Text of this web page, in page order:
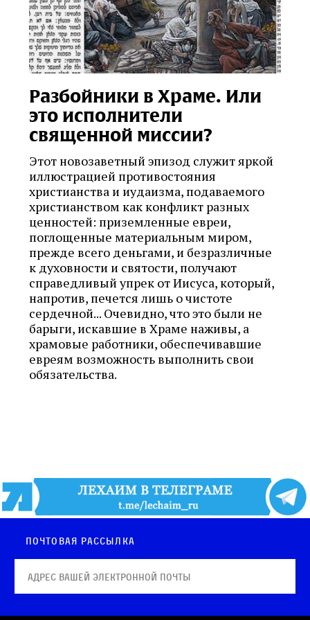
Разбойники в Храме. Или
это исполнители
священной миссии?
Этот новозаветный эпизод служит яркой
иллюстрацией противостояния
христианства и иудаизма, подаваемого
христианством как конфликт разных
ценностей: приземленные евреи,
поглощенные материальным миром,
прежде всего деньгами, и безразличные
к духовности и святости, получают
справедливый упрек от Иисуса, который,
напротив, печется лишь о чистоте
сердечной... Очевидно, что это были не
барыги, искавшие в Храме наживы, а
храмовые работники, обеспечивавшие
евреям возможность выполнить свои
обязательства.
Почтовая рассылка